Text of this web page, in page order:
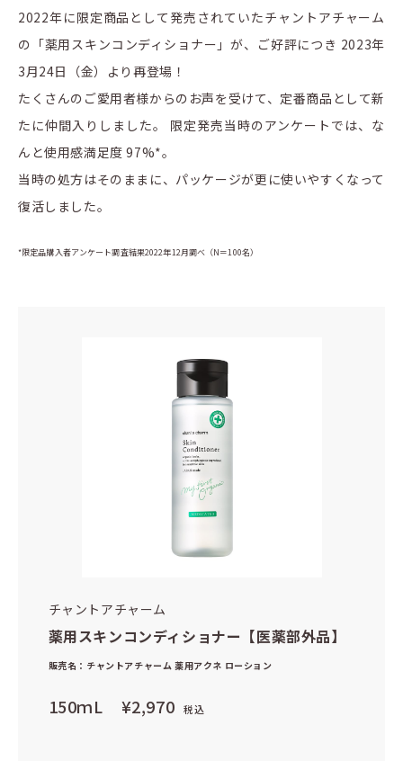
2022年に限定商品として発売されていたチャントアチャーム
の「薬用スキンコンディショナー」が、ご好評につき 2023年
3月24日（金）より再登場！
たくさんのご愛用者様からのお声を受けて、定番商品として新
たに仲間入りしました。 限定発売当時のアンケートでは、な
んと使用感満足度 97%*。
当時の処方はそのままに、パッケージが更に使いやすくなって
復活しました。
*限定品購入者アンケート調査結果2022年12月調べ（N＝100名）
チャントアチャーム
薬用スキンコンディショナー【医薬部外品】
販売名：チャントアチャーム 薬用アクネ ローション
150ｍL ¥2,970 税込